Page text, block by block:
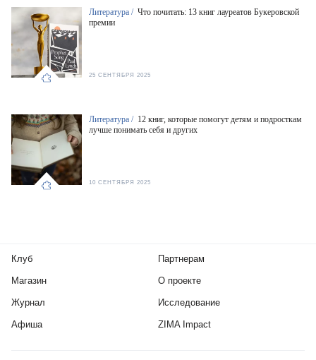
Литература / Что почитать: 13 книг лауреатов Букеровской
премии
25 СЕНТЯБРЯ 2025
Литература / 12 книг, которые помогут детям и подросткам
лучше понимать себя и других
10 СЕНТЯБРЯ 2025
Клуб
Магазин
Журнал
Афиша
Партнерам
О проекте
Исследование
ZIMA Impact